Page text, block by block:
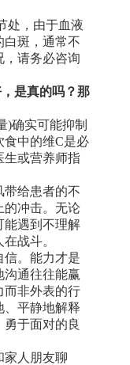
处，由于血液
白斑，通常不
，请务必咨询
是真的吗？那
)确实可能抑制
食中的维C是必
生或营养师指
带给患者的不
的冲击。无论
能遇到不理解
战斗。
信。能力才是
沟通往往能赢
而非外表的行
、平静地解释
于面对的良
家人朋友聊